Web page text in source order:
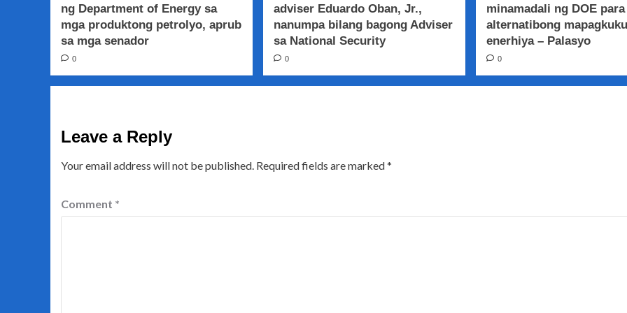
ng Department of Energy sa
mga produktong petrolyo, aprub
sa mga senador
0
adviser Eduardo Oban, Jr.,
nanumpa bilang bagong Adviser
sa National Security
0
minamadali ng DOE para
alternatibong
enerhiya – Palasyo
0
Leave a Reply
Your email address will not be published. Required fields are marked*
Comment *